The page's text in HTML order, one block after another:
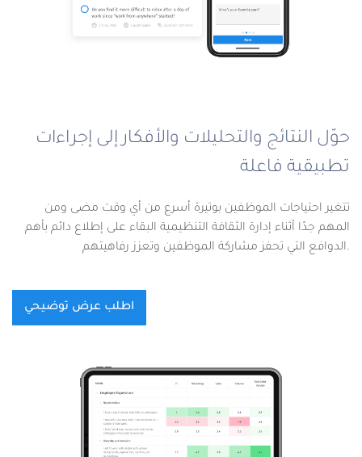
حوّل النتائج والتحليلات والأفكار إلى إجراءات
تطبيقية فاعلة
تتغير احتياجات الموظفين بوتيرة أسرع من أي وقت مضى ومن
المهم جدًا أثناء إدارة الثقافة التنظيمية البقاء على إطلاع دائم بأهم
الدوافع التي تحفز مشاركة الموظفين وتعزز رفاهيتهم.
اطلب عرض توضيحي